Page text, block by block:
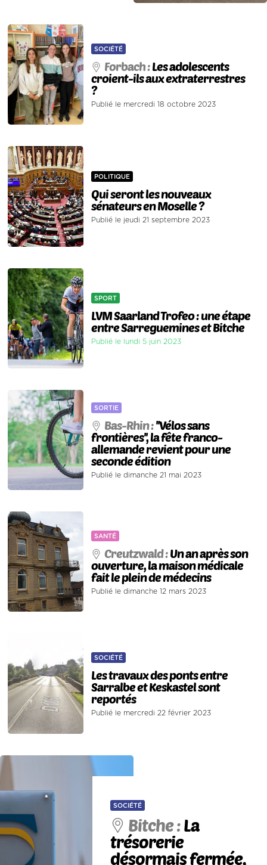
SOCIÉTÉ
Forbach :Les adolescents
croient-ils aux extraterrestres
?
Publié le mercredi 18 octobre 2023
POLITIQUE
Qui seront les nouveaux
sénateurs en Moselle ?
Publié le jeudi 21 septembre 2023
SPORT
LVM Saarland Trofeo : une étape
entre Sarreguemines et Bitche
Publié le lundi 5 juin 2023
SORTIE
Bas-Rhin :''Vélos sans
frontières'', la fête franco-
allemande revient pour une
seconde édition
Publié le dimanche 21 mai 2023
SANTÉ
Creutzwald :Un an après son
ouverture, la maison médicale
fait le plein de médecins
Publié le dimanche 12 mars 2023
SOCIÉTÉ
Les travaux des ponts entre
Sarralbe et Keskastel sont
reportés
Publié le mercredi 22 février 2023
SOCIÉTÉ
Bitche :La
trésorerie
désormais fermée,